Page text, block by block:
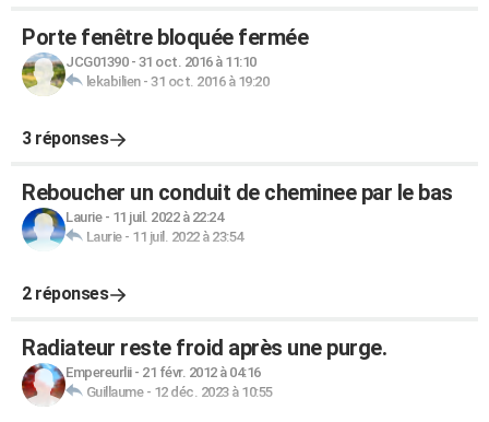
Porte fenêtre bloquée fermée
JCG01390- 31 oct. 2016 à 11:10
lekabilien- 31 oct. 2016 à 19:20
3 réponses
Reboucher un conduit de cheminee par le bas
Laurie- 11 juil. 2022 à 22:24
Laurie- 11 juil. 2022 à 23:54
2 réponses
Radiateur reste froid après une purge.
Empereurlii- 21 févr. 2012 à 04:16
Guillaume- 12 déc. 2023 à 10:55